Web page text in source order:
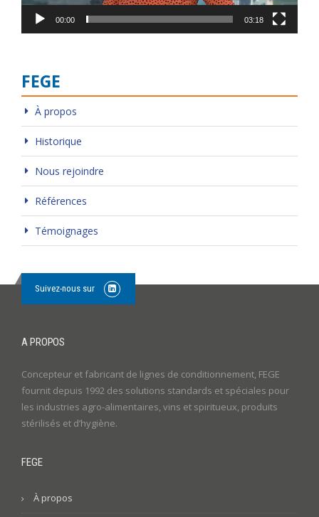
00:00 03:18
FEGE
À propos
Historique
Nous rejoindre
Références
Témoignages
Suivez-nous sur
A PROPOS
Concepteur et fabricant de lignes de conditionnement, FEGE
fournit depuis 1992 des solutions standards et spéciales pour
les industries agro-alimentaires, vins et spiritueux, produits
stérilisés et d’hygiène.
FEGE
À propos